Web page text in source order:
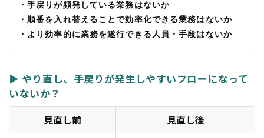
・手戻りが頻発している業務はないか
・順番を入れ替えることで効率化できる業務はないか
・より効率的に業務を遂行できる人員・手段はないか
▶ やり直し、手戻りが発生しやすいフローになって
いないか？
見直し前
見直し後